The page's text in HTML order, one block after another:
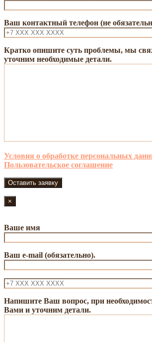
Ваш контактный телефон (не
Кратко опишите суть проблемы, мы
уточним необходимые детали.
Условия о обработке персональных
Пользовательское соглашение
×
Ваше имя
Ваш e-mail (обязательно).
Напишите Ваш вопрос, при
Вами и уточним детали.